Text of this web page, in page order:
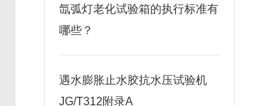
氙弧灯老化试验箱的执行标准有
哪些？
遇水膨胀止水胶抗水压试验机
JG/T312附录A